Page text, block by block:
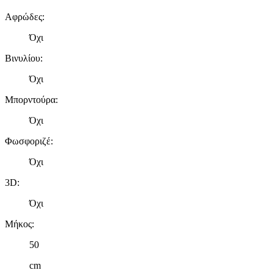
Αφρώδες:
Όχι
Βινυλίου:
Όχι
Μπορντούρα:
Όχι
Φωσφοριζέ:
Όχι
3D:
Όχι
Μήκος:
50
cm